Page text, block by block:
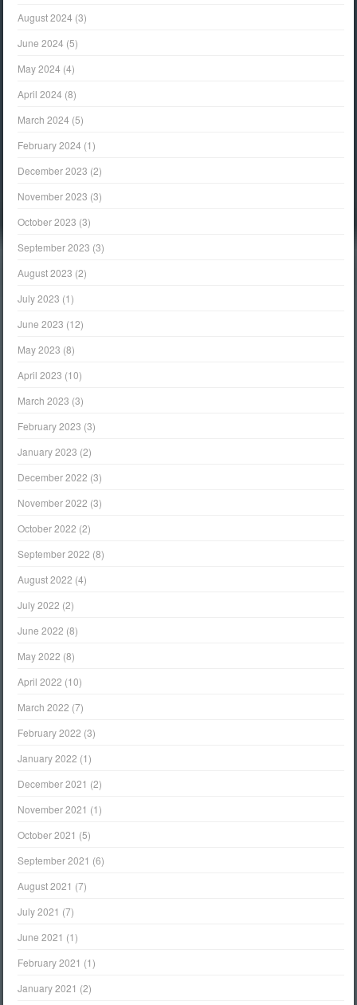
August 2024 (3)
June 2024 (5)
May 2024 (4)
April 2024 (8)
March 2024 (5)
February 2024 (1)
December 2023 (2)
November 2023 (3)
October 2023 (3)
September 2023 (3)
August 2023 (2)
July 2023 (1)
June 2023 (12)
May 2023 (8)
April 2023 (10)
March 2023 (3)
February 2023 (3)
January 2023 (2)
December 2022 (3)
November 2022 (3)
October 2022 (2)
September 2022 (8)
August 2022 (4)
July 2022 (2)
June 2022 (8)
May 2022 (8)
April 2022 (10)
March 2022 (7)
February 2022 (3)
January 2022 (1)
December 2021 (2)
November 2021 (1)
October 2021 (5)
September 2021 (6)
August 2021 (7)
July 2021 (7)
June 2021 (1)
February 2021 (1)
January 2021 (2)